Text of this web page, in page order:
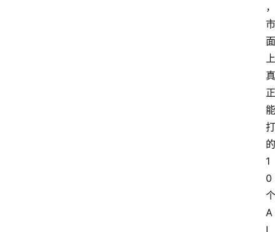
，
市
面
上
真
正
能
打
的
1
0
个
A
I